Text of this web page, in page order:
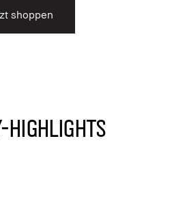
shoppen
HIGHLIGHTS